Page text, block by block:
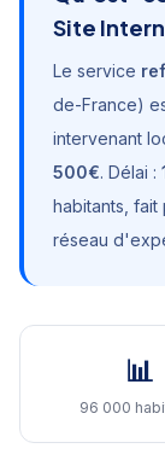
Site
Le service
de-France)
intervenant
500€. Délai :
habitants ,
réseau
📊
96 000